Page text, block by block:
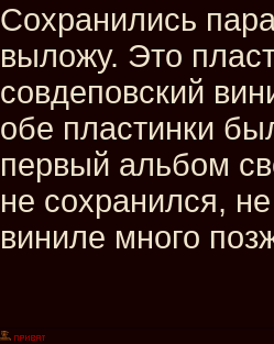
Сохранились
выложу. Это
совдеповский
обе пластинки
первый альбом
не сохранился,
виниле много